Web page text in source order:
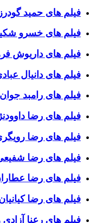
فیلم های حمید
فیلم های خسرو
فیلم های داریوش
فیلم های دانیال
فیلم های رامبد جوان
فیلم های رضا
فیلم های رضا
فیلم های رضا
فیلم های رضا
فیلم های رضا
فیلم های رعنا آزادی